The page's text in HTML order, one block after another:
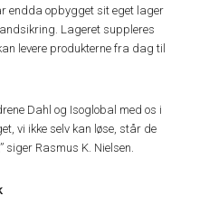
endda opbygget sit eget lager
Lageret suppleres
levere produkterne fra dag til
Dahl og Isoglobal med os i
vi ikke selv kan løse, står de
siger Rasmus K. Nielsen.